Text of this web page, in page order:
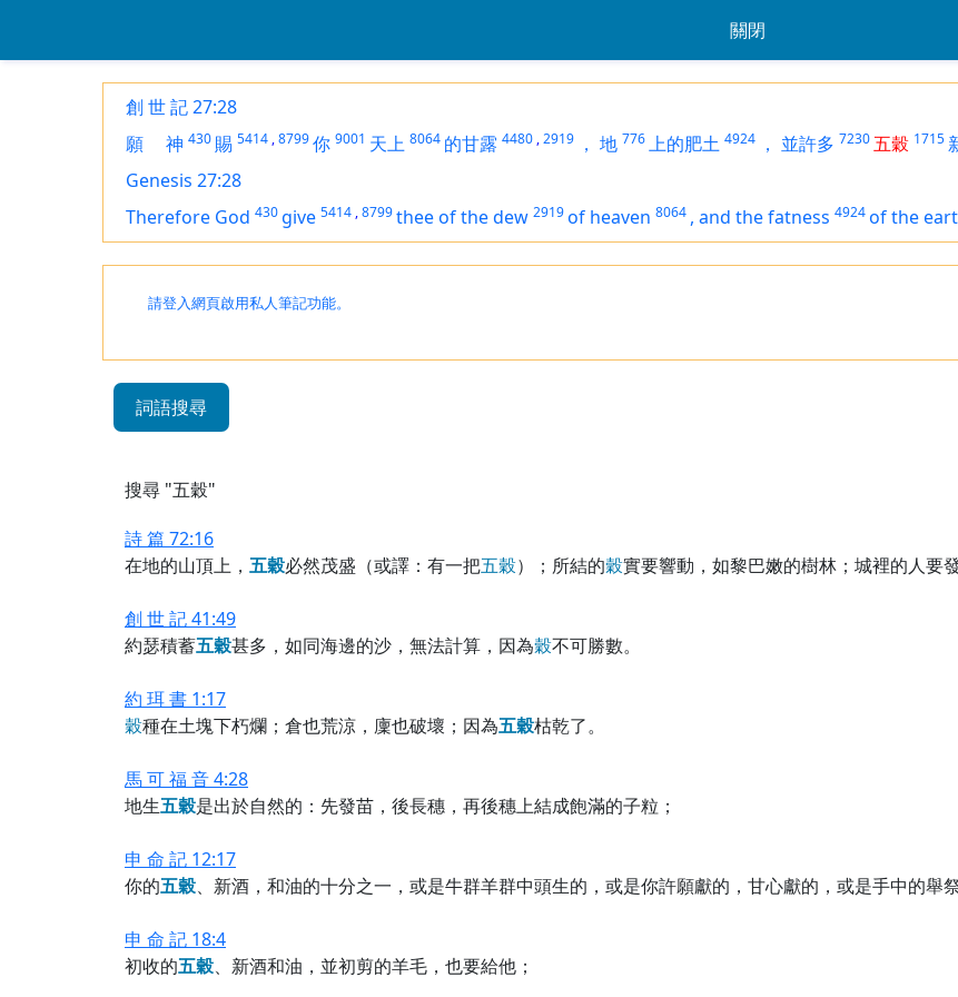
關閉
創 世 記 27:28
願
神 430 賜 5414 ,8799你 9001 天上 8064 的甘露 4480 ,2919 ， 地 776上的肥土 4924 ， 並許多 7230五穀 1715
Genesis 27:28
Therefore God 430 give 5414 ,8799thee of the dew 2919of heaven 8064 , and the fatness 4924of the
請登入網頁啟用私人筆記功能。
詞語搜尋
搜尋 "五穀"
詩 篇 72:16
在地的山頂上， 五穀必然茂盛（或譯：有一把五穀）；所結的穀實要響動，如黎巴嫩的樹林；城裡的人要
創 世 記 41:49
約瑟積蓄五穀甚多，如同海邊的沙，無法計算，因為穀不可勝數。
約 珥 書 1:17
穀種在土塊下朽爛；倉也荒涼，廩也破壞；因為五穀枯乾了。
馬 可 福 音 4:28
地生五穀是出於自然的：先發苗，後長穗，再後穗上結成飽滿的子粒；
申 命 記 12:17
你的五穀、新酒，和油的十分之一，或是牛群羊群中頭生的，或是你許願獻的，甘心獻的，或是手中的舉
申 命 記 18:4
初收的五穀、新酒和油，並初剪的羊毛，也要給他；